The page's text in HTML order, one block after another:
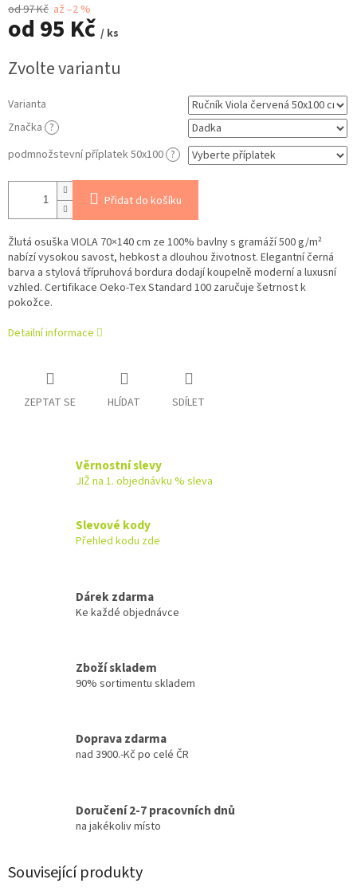
od 97 Kč až –2 %
od 95 Kč / ks
cena:
Zvolte variantu
Varianta
Značka ?
podmnožstevní příplatek 50x100 ?
Přidat do košíku
Žlutá osuška VIOLA 70×140 cm ze 100% bavlny s gramáží 500 g/m²
nabízí vysokou savost, hebkost a dlouhou životnost. Elegantní černá
barva a stylová třípruhová bordura dodají koupelně moderní a luxusní
vzhled. Certifikace Oeko-Tex Standard 100 zaručuje šetrnost k
pokožce.
Detailní informace
ZEPTAT SE HLÍDAT SDÍLET
Věrnostní slevy
JIŽ na 1. objednávku % sleva
Slevové kody
Přehled kodu zde
Dárek zdarma
Ke každé objednávce
Zboží skladem
90% sortimentu skladem
Doprava zdarma
nad 3900.-Kč po celé ČR
Doručení 2-7 pracovních dnů
na jakékoliv místo
Související produkty